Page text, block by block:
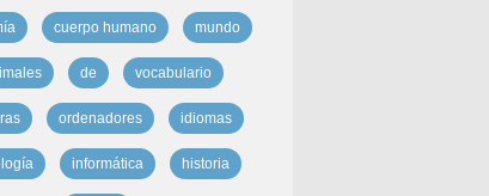
cuerpo humano mundo
de vocabulario
ordenadores idiomas
informática historia